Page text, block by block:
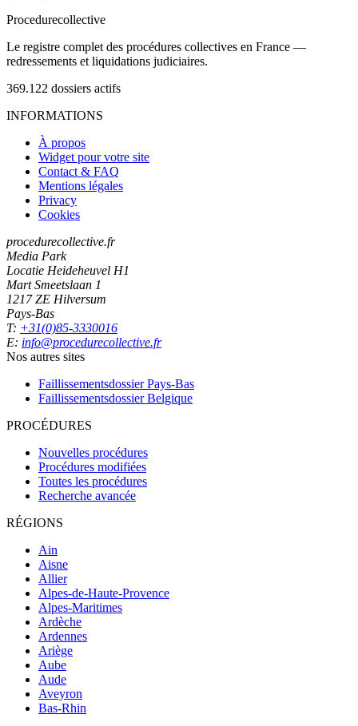
Procedurecollective
Le registre complet des procédures collectives en France —
redressements et liquidations judiciaires.
369.122 dossiers actifs
INFORMATIONS
À propos
Widget pour votre site
Contact & FAQ
Mentions légales
Privacy
Cookies
procedurecollective.fr
Media Park
Locatie Heideheuvel H1
Mart Smeetslaan 1
1217 ZE Hilversum
Pays-Bas
T: +31(0)85-3330016
E: info@procedurecollective.fr
Nos autres sites
Faillissementsdossier Pays-Bas
Faillissementsdossier Belgique
PROCÉDURES
Nouvelles procédures
Procédures modifiées
Toutes les procédures
Recherche avancée
RÉGIONS
Ain
Aisne
Allier
Alpes-de-Haute-Provence
Alpes-Maritimes
Ardèche
Ardennes
Ariège
Aube
Aude
Aveyron
Bas-Rhin